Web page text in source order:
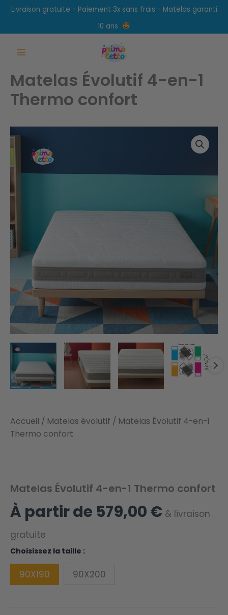
Aller
contenu
Livraison gratuite - Paiement 3x sans frais - Matelas garanti
10 ans
Menu
Matelas Évolutif 4-en-1
Thermo confort
Accueil / Matelas évolutif / Matelas Évolutif 4-en-1
Thermo confort
Matelas Évolutif 4-en-1 Thermo confort
À partir de 579,00€ & livraison
gratuite
Choisissez la taille :
90X190 90X200